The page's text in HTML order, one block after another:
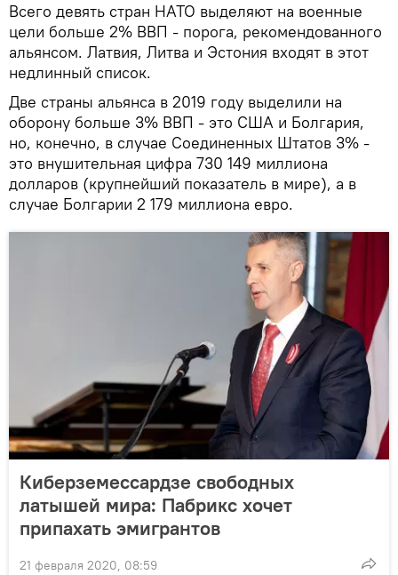
Всего девять стран НАТО выделяют на военные
цели больше 2% ВВП - порога, рекомендованного
альянсом. Латвия, Литва и Эстония входят в этот
недлинный список.
Две страны альянса в 2019 году выделили на
оборону больше 3% ВВП - это США и Болгария,
но, конечно, в случае Соединенных Штатов 3% -
это внушительная цифра 730 149 миллиона
долларов (крупнейший показатель в мире), а в
случае Болгарии 2 179 миллиона евро.
Киберземессардзе свободных
латышей мира: Пабрикс хочет
припахать эмигрантов
21 февраля 2020, 08:59